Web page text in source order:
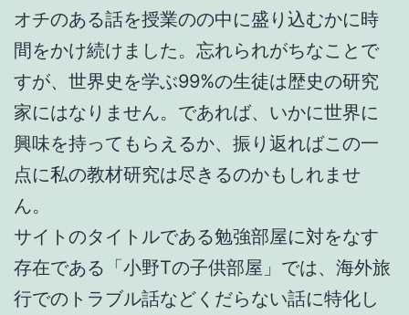
オチのある話を授業のの中に盛り込むかに時
間をかけ続けました。忘れられがちなことで
すが、世界史を学ぶ99%の生徒は歴史の研究
家にはなりません。であれば、いかに世界に
興味を持ってもらえるか、振り返ればこの一
点に私の教材研究は尽きるのかもしれませ
ん。
サイトのタイトルである勉強部屋に対をなす
存在である「小野Tの子供部屋」では、海外旅
行でのトラブル話などくだらない話に特化し